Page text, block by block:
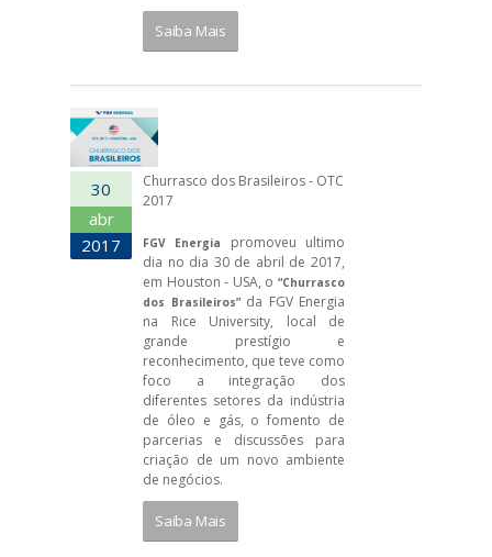
Saiba Mais
30
abr
2017
Churrasco dos Brasileiros - OTC
2017
FGV Energia
promoveu ultimo
dia no dia 30 de abril de 2017,
em Houston - USA, o “Churrasco
dos Brasileiros” da FGV Energia
na Rice University, local de
grande prestígio e
reconhecimento, que teve como
foco a integração dos
diferentes setores da indústria
de óleo e gás, o fomento de
parcerias e discussões para
criação de um novo ambiente
de negócios.
Saiba Mais